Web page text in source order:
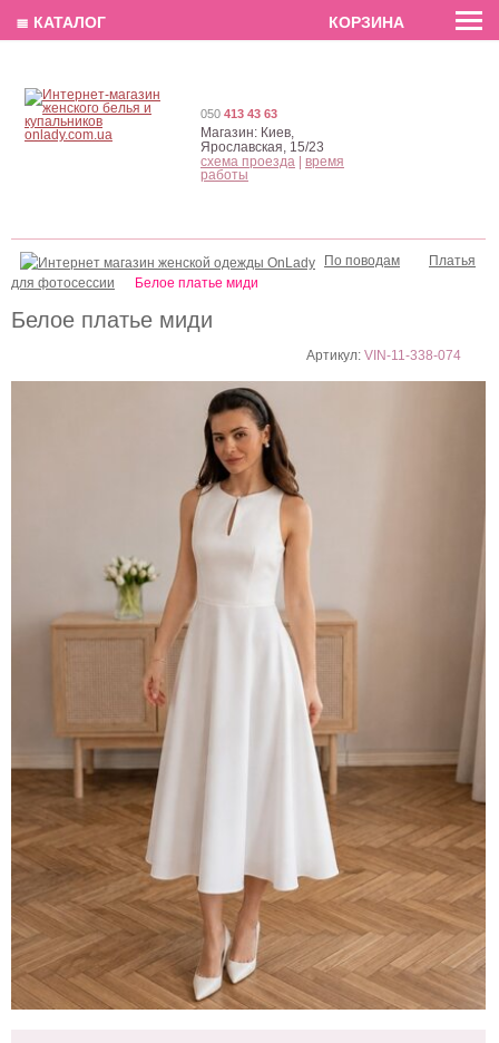
EN РУС
Белое платье миди
Артикул:VIN-11-338-074
По поводам
Платья
для фотосессии
Белое платье миди
050 413 43 63
Магазин: Киев,
Ярославская, 15/23
схема проезда
время
работы
≣ КАТАЛОГ КОРЗИНА